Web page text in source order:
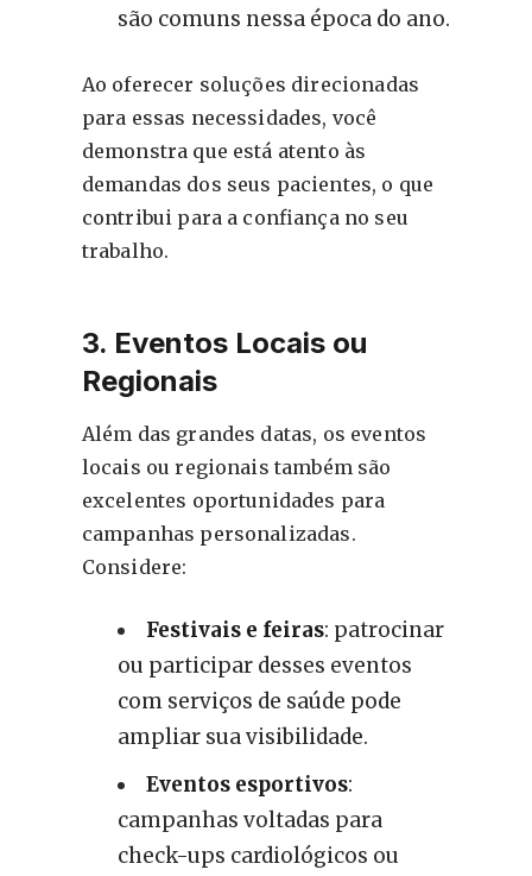
são comuns nessa época do ano.
Ao oferecer soluções direcionadas
para essas necessidades, você
demonstra que está atento às
demandas dos seus pacientes, o que
contribui para a confiança no seu
trabalho.
3. Eventos Locais ou
Regionais
Além das grandes datas, os eventos
locais ou regionais também são
excelentes oportunidades para
campanhas personalizadas.
Considere:
Festivais e feiras: patrocinar
ou participar desses eventos
com serviços de saúde pode
ampliar sua visibilidade.
Eventos esportivos:
campanhas voltadas para
check-ups cardiológicos ou